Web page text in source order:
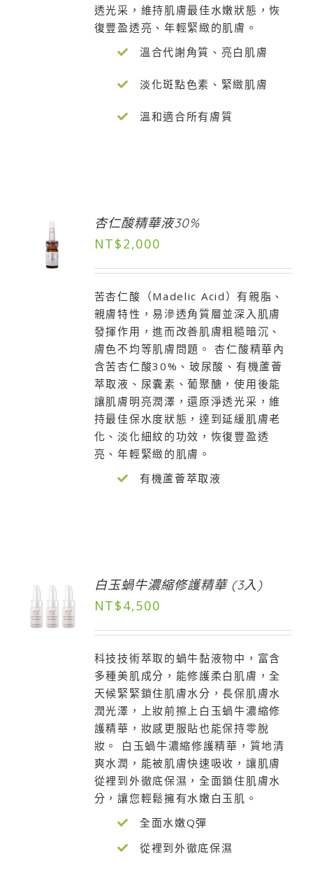
透光采，維持肌膚最佳水嫩狀態，恢
復豐盈透亮、年輕緊緻的肌膚。
溫合代謝角質、亮白肌膚
淡化斑點色素、緊緻肌膚
溫和適合所有膚質
加入購物
車
杏仁酸精華液30%
NT$2,000
苦杏仁酸（Madelic Acid）有親脂、
親膚特性，易滲透角質層並深入肌膚
發揮作用，進而改善肌膚粗糙暗沉、
膚色不均等肌膚問題。 杏仁酸精華內
含苦杏仁酸30%、玻尿酸、有機蘆薈
萃取液、尿囊素、葡聚醣，使用後能
讓肌膚明亮潤澤，還原淨透光采，維
持最佳保水度狀態，達到延緩肌膚老
化、淡化細紋的功效，恢復豐盈透
亮、年輕緊緻的肌膚。
有機蘆薈萃取液
車
白玉蝸牛濃縮修護精華 (3入)
NT$4,500
科技技術萃取的蝸牛黏液物中，富含
多種美肌成分，能修護柔白肌膚，全
天候緊緊鎖住肌膚水分，長保肌膚水
潤光澤，上妝前擦上白玉蝸牛濃縮修
護精華，妝感更服貼也能保持零脫
妝。 白玉蝸牛濃縮修護精華，質地清
爽水潤，能被肌膚快速吸收，讓肌膚
從裡到外徹底保濕，全面鎖住肌膚水
分，讓您輕鬆擁有水嫩白玉肌。
全面水嫩Q彈
從裡到外徹底保濕